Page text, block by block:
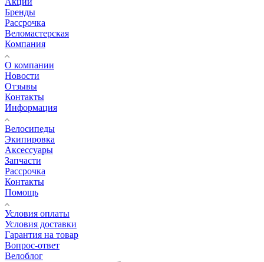
Бренды
Рассрочка
Веломастерская
Компания
О компании
Новости
Отзывы
Контакты
Информация
Велосипеды
Экипировка
Аксессуары
Запчасти
Рассрочка
Контакты
Помощь
Условия оплаты
Условия доставки
Гарантия на товар
Вопрос-ответ
Велоблог